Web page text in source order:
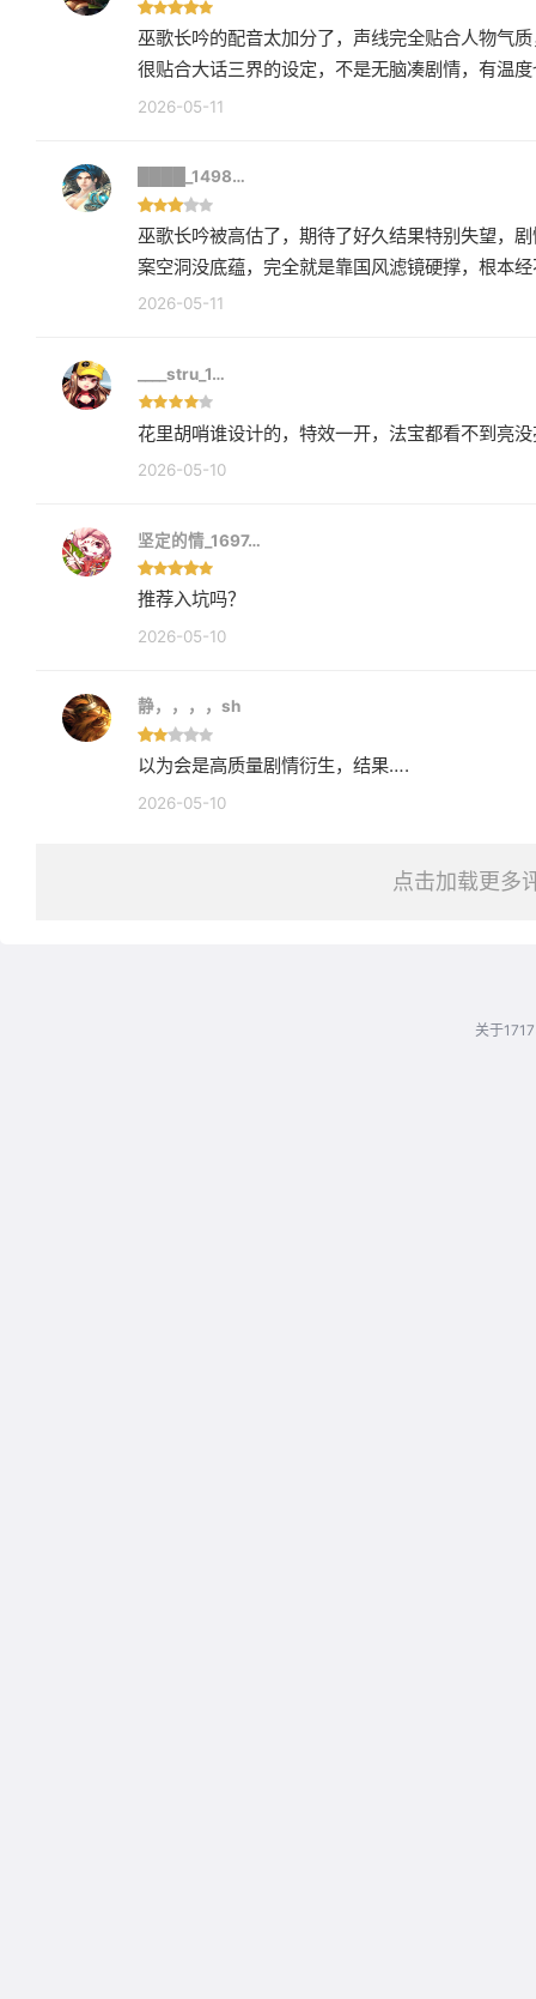
巫歌长吟的配音太加分了，声线完全贴合人物气
很贴合大话三界的设定，不是无脑凑剧情，有温
2026-05-11
████_1498…
巫歌长吟被高估了，期待了好久结果特别失望，
案空洞没底蕴，完全就是靠国风滤镜硬撑，根本
2026-05-11
____stru_1…
花里胡哨谁设计的，特效一开，法宝都看不到亮
2026-05-10
坚定的情_1697…
推荐入坑吗？
2026-05-10
静，，，，sh
以为会是高质量剧情衍生，结果….
2026-05-10
点击加载更多
关于